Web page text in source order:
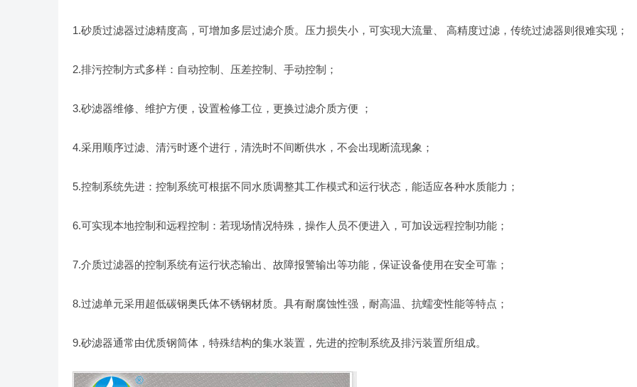
1.砂质过滤器过滤精度高，可增加多层过滤介质。压力损失小，可实现大流量、 高精度过滤，传统过滤器则很难实现；
2.排污控制方式多样：自动控制、压差控制、手动控制；
3.砂滤器维修、维护方便，设置检修工位，更换过滤介质方便 ；
4.采用顺序过滤、清污时逐个进行，清洗时不间断供水，不会出现断流现象；
5.控制系统先进：控制系统可根据不同水质调整其工作模式和运行状态，能适应各种水质能力；
6.可实现本地控制和远程控制：若现场情况特殊，操作人员不便进入，可加设远程控制功能；
7.介质过滤器的控制系统有运行状态输出、故障报警输出等功能，保证设备使用在安全可靠；
8.过滤单元采用超低碳钢奥氏体不锈钢材质。具有耐腐蚀性强，耐高温、抗蠕变性能等特点；
9.砂滤器通常由优质钢筒体，特殊结构的集水装置，先进的控制系统及排污装置所组成。